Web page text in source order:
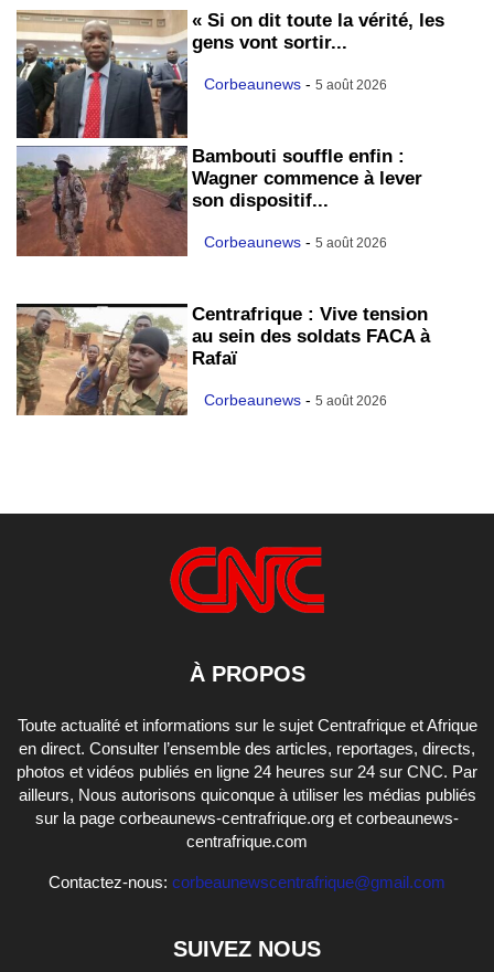
« Si on dit toute la vérité, les
gens vont sortir...
Corbeaunews - 5 août 2026
Bambouti souffle enfin :
Wagner commence à lever
son dispositif...
Corbeaunews - 5 août 2026
Centrafrique : Vive tension
au sein des soldats FACA à
Rafaï
Corbeaunews - 5 août 2026
À PROPOS
Toute actualité et informations sur le sujet Centrafrique et Afrique
en direct. Consulter l’ensemble des articles, reportages, directs,
photos et vidéos publiés en ligne 24 heures sur 24 sur CNC. Par
ailleurs, Nous autorisons quiconque à utiliser les médias publiés
sur la page corbeaunews-centrafrique.org et corbeaunews-
centrafrique.com
Contactez-nous: corbeaunewscentrafrique@gmail.com
SUIVEZ NOUS